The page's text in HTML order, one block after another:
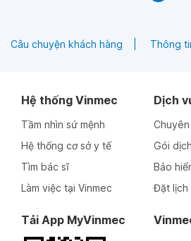
Câu chuyện khách hàng Thông
Hệ thống Vinmec
Tầm nhìn sứ mệnh
Hệ thống cơ sở y tế
Tìm bác sĩ
Làm việc tại Vinmec
Dịch
Gói
Bảo
Đặt lịch
Tải App MyVinmec